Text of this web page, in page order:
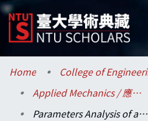
Communities & Collections
Research Outputs
Home
Applied Mechanics / 應用力學研究所
Parameters Analysis of a Mercury Ring Damper